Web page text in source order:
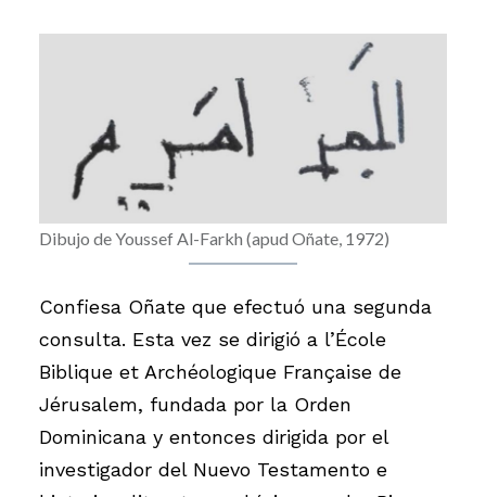
Dibujo de Youssef Al-Farkh (apud Oñate, 1972)
Confiesa Oñate que efectuó una segunda
consulta. Esta vez se dirigió a l’École
Biblique et Archéologique Française de
Jérusalem, fundada por la Orden
Dominicana y entonces dirigida por el
investigador del Nuevo Testamento e